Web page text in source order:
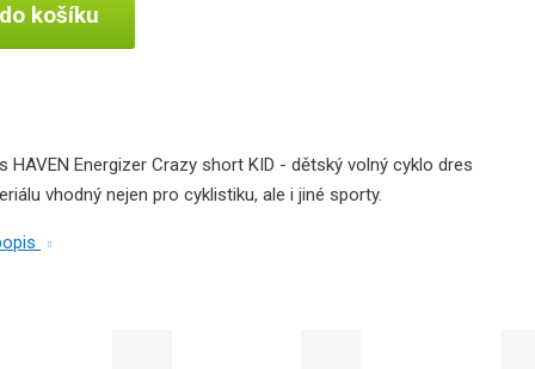
košíku
HAVEN Energizer Crazy short KID - dětský volný cyklo dres
vhodný nejen pro cyklistiku, ale i jiné sporty.